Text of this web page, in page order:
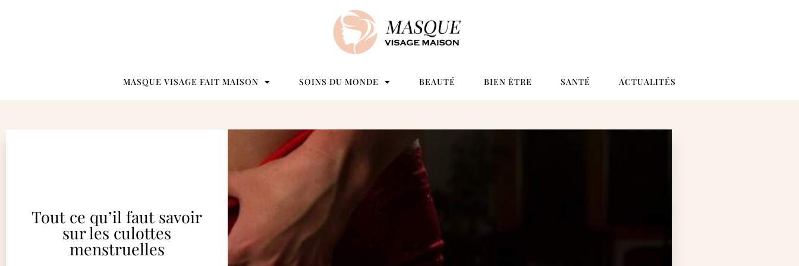
MASQUE VISAGE FAIT MAISON SOINS DU MONDE BEAUTÉ BIEN ÊTRE SANTÉ ACTUALITÉS
Tout ce qu’il faut savoir
sur les culottes
menstruelles